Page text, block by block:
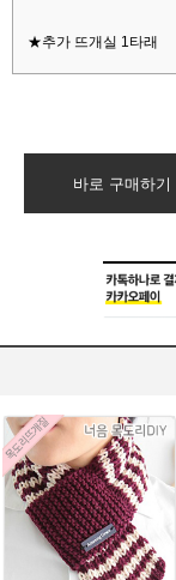
★추가 뜨개실 1타래
바로 구매하기